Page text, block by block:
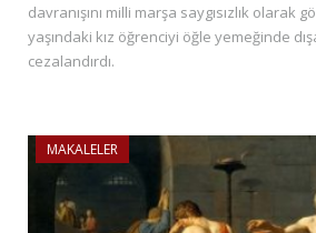
davranışını milli marşa saygısızlık olarak
yaşındaki kız öğrenciyi öğle yemeğinde
cezalandırdı.
MAKALELER